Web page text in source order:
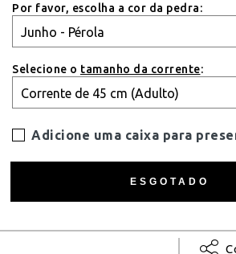
Por favor, escolha a cor da pedra:
Selecione o tamanho da corrente:
Adicione uma caixa para